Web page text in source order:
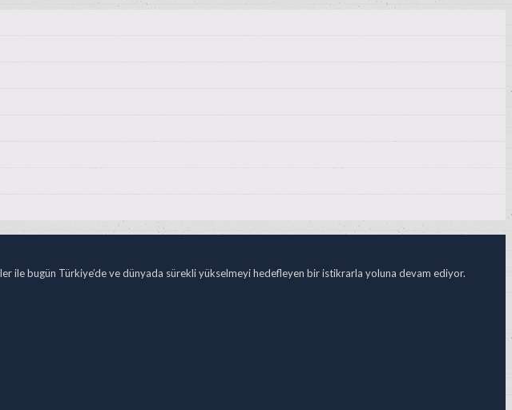
ile bugün Türkiye’de ve dünyada sürekli yükselmeyi hedefleyen bir istikrarla yoluna devam ediyor.